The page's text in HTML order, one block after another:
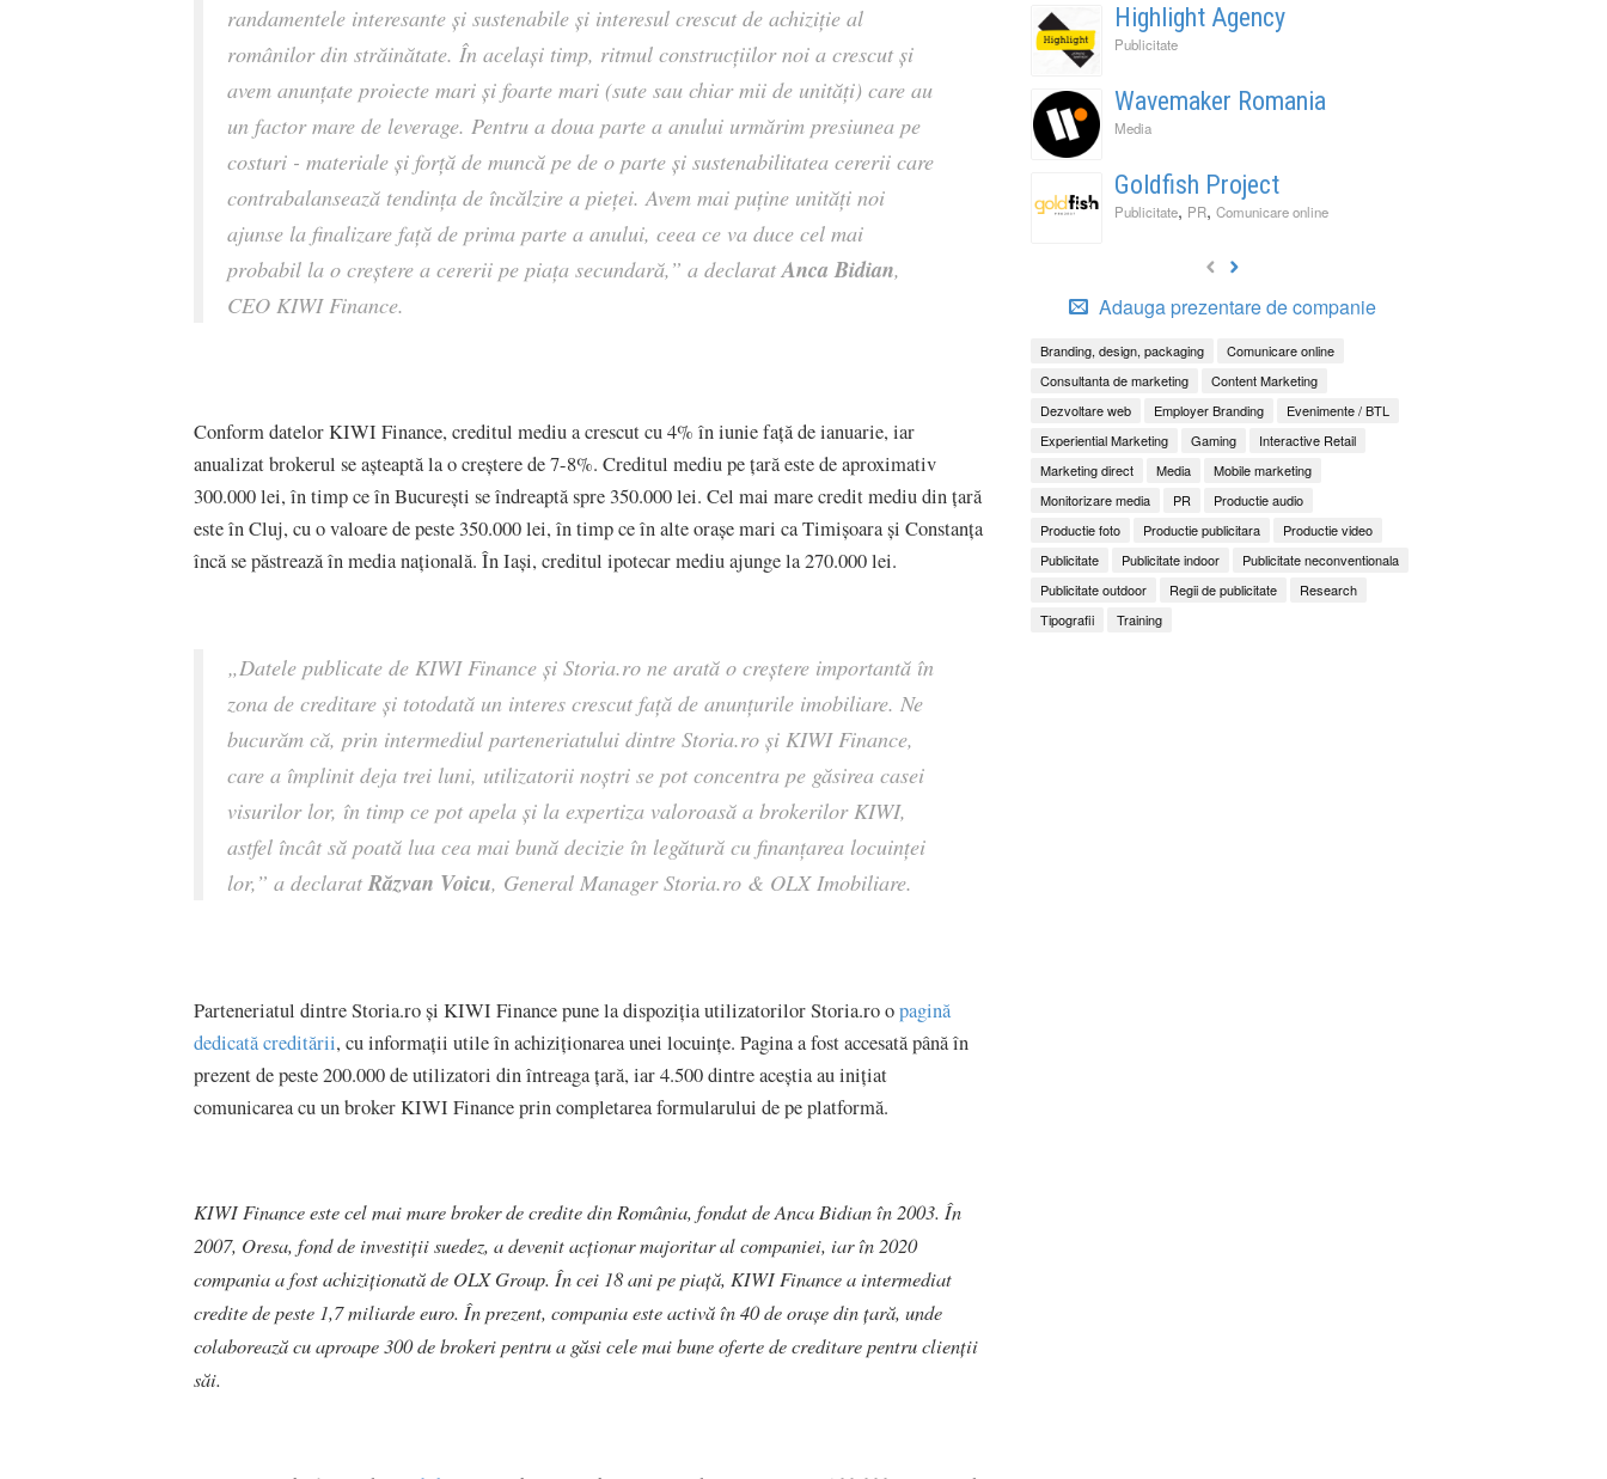
randamentele interesante și sustenabile și interesul crescut de achiziție al
românilor din străinătate. În același timp, ritmul construcțiilor noi a crescut și
avem anunțate proiecte mari și foarte mari (sute sau chiar mii de unități) care au
un factor mare de leverage. Pentru a doua parte a anului urmărim presiunea pe
costuri - materiale și forță de muncă pe de o parte și sustenabilitatea cererii care
contrabalansează tendința de încălzire a pieței. Avem mai puține unități noi
ajunse la finalizare față de prima parte a anului, ceea ce va duce cel mai
probabil la o creștere a cererii pe piața secundară,” a declaratAnca Bidian,
CEO KIWI Finance.
Conform datelor KIWI Finance, creditul mediu a crescut cu 4% în iunie față de ianuarie, iar
anualizat brokerul se așteaptă la o creștere de 7-8%. Creditul mediu pe țară este de aproximativ
300.000 lei, în timp ce în București se îndreaptă spre 350.000 lei. Cel mai mare credit mediu din țară
este în Cluj, cu o valoare de peste 350.000 lei, în timp ce în alte orașe mari ca Timișoara și Constanța
încă se păstrează în media națională. În Iași, creditul ipotecar mediu ajunge la 270.000 lei.
„Datele publicate de KIWI Finance și Storia.ro ne arată o creștere importantă în
zona de creditare și totodată un interes crescut față de anunțurile imobiliare. Ne
bucurăm că, prin intermediul parteneriatului dintre Storia.ro și KIWI Finance,
care a împlinit deja trei luni, utilizatorii noștri se pot concentra pe găsirea casei
visurilor lor, în timp ce pot apela și la expertiza valoroasă a brokerilor KIWI,
astfel încât să poată lua cea mai bună decizie în legătură cu finanțarea locuinței
lor,” a declaratRăzvan Voicu, General Manager Storia.ro & OLX Imobiliare.
Parteneriatul dintre Storia.ro și KIWI Finance pune la dispoziția utilizatorilor Storia.ro opagină
dedicată creditării, cu informații utile în achiziționarea unei locuințe. Pagina a fost accesată până în
prezent de peste 200.000 de utilizatori din întreaga țară, iar 4.500 dintre aceștia au inițiat
comunicarea cu un broker KIWI Finance prin completarea formularului de pe platformă.
KIWI Finance este cel mai mare broker de credite din România, fondat de Anca Bidian în 2003. În
2007, Oresa, fond de investiţii suedez, a devenit acţionar majoritar al companiei, iar în 2020
compania a fost achiziționată de OLX Group. În cei 18 ani pe piaţă, KIWI Finance a intermediat
credite de peste 1,7 miliarde euro. În prezent, compania este activă în 40 de oraşe din ţară, unde
colaborează cu aproape 300 de brokeri pentru a găsi cele mai bune oferte de creditare pentru clienţii
săi.
Highlight Agency
Publicitate
Wavemaker Romania
Media
Goldfish Project
Publicitate, PR, Comunicare online
Adauga prezentare de companie
Branding, design, packaging
Comunicare online
Consultanta de marketing
Content Marketing
Dezvoltare web
Employer Branding
Evenimente / BTL
Experiential Marketing
Gaming
Interactive Retail
Marketing direct
Media
Mobile marketing
Monitorizare media
PR
Productie audio
Productie foto
Productie publicitara
Productie video
Publicitate
Publicitate indoor
Publicitate neconventionala
Publicitate outdoor
Regii de publicitate
Research
Tipografii
Training